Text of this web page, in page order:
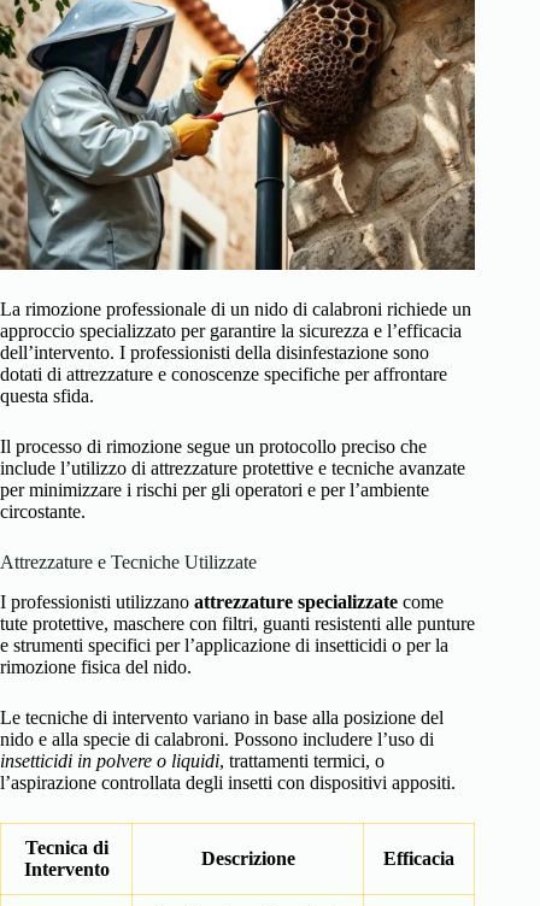
La rimozione professionale di un nido di calabroni richiede un
approccio specializzato per garantire la sicurezza e l’efficacia
dell’intervento. I professionisti della disinfestazione sono
dotati di attrezzature e conoscenze specifiche per affrontare
questa sfida.
Il processo di rimozione segue un protocollo preciso che
include l’utilizzo di attrezzature protettive e tecniche avanzate
per minimizzare i rischi per gli operatori e per l’ambiente
circostante.
Attrezzature e Tecniche Utilizzate
I professionisti utilizzano attrezzature specializzate come
tute protettive, maschere con filtri, guanti resistenti alle punture
e strumenti specifici per l’applicazione di insetticidi o per la
rimozione fisica del nido.
Le tecniche di intervento variano in base alla posizione del
nido e alla specie di calabroni. Possono includere l’uso di
insetticidi in polvere o liquidi, trattamenti termici, o
l’aspirazione controllata degli insetti con dispositivi appositi.
Tecnica di
Intervento
Descrizione Efficacia